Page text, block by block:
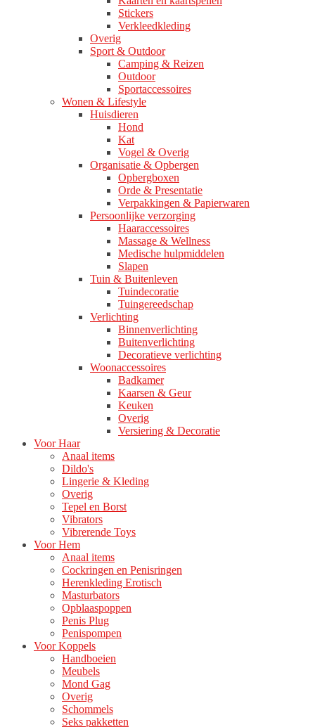
Stickers
Verkleedkleding
Overig
Sport & Outdoor
Camping & Reizen
Outdoor
Sportaccessoires
Wonen & Lifestyle
Huisdieren
Hond
Kat
Vogel & Overig
Organisatie & Opbergen
Opbergboxen
Orde & Presentatie
Verpakkingen & Papierwaren
Persoonlijke verzorging
Haaraccessoires
Massage & Wellness
Medische hulpmiddelen
Slapen
Tuin & Buitenleven
Tuindecoratie
Tuingereedschap
Verlichting
Binnenverlichting
Buitenverlichting
Decoratieve verlichting
Woonaccessoires
Badkamer
Kaarsen & Geur
Keuken
Overig
Versiering & Decoratie
Voor Haar
Anaal items
Dildo's
Lingerie & Kleding
Overig
Tepel en Borst
Vibrators
Vibrerende Toys
Voor Hem
Anaal items
Cockringen en Penisringen
Herenkleding Erotisch
Masturbators
Opblaaspoppen
Penis Plug
Penispompen
Voor Koppels
Handboeien
Meubels
Mond Gag
Overig
Schommels
Seks pakketten